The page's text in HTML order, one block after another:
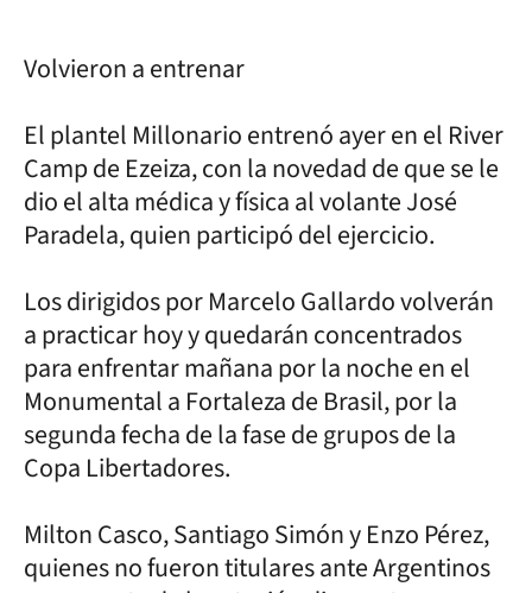
Volvieron a entrenar
El plantel Millonario entrenó ayer en el River
Camp de Ezeiza, con la novedad de que se le
dio el alta médica y física al volante José
Paradela, quien participó del ejercicio.
Los dirigidos por Marcelo Gallardo volverán
a practicar hoy y quedarán concentrados
para enfrentar mañana por la noche en el
Monumental a Fortaleza de Brasil, por la
segunda fecha de la fase de grupos de la
Copa Libertadores.
Milton Casco, Santiago Simón y Enzo Pérez,
quienes no fueron titulares ante Argentinos